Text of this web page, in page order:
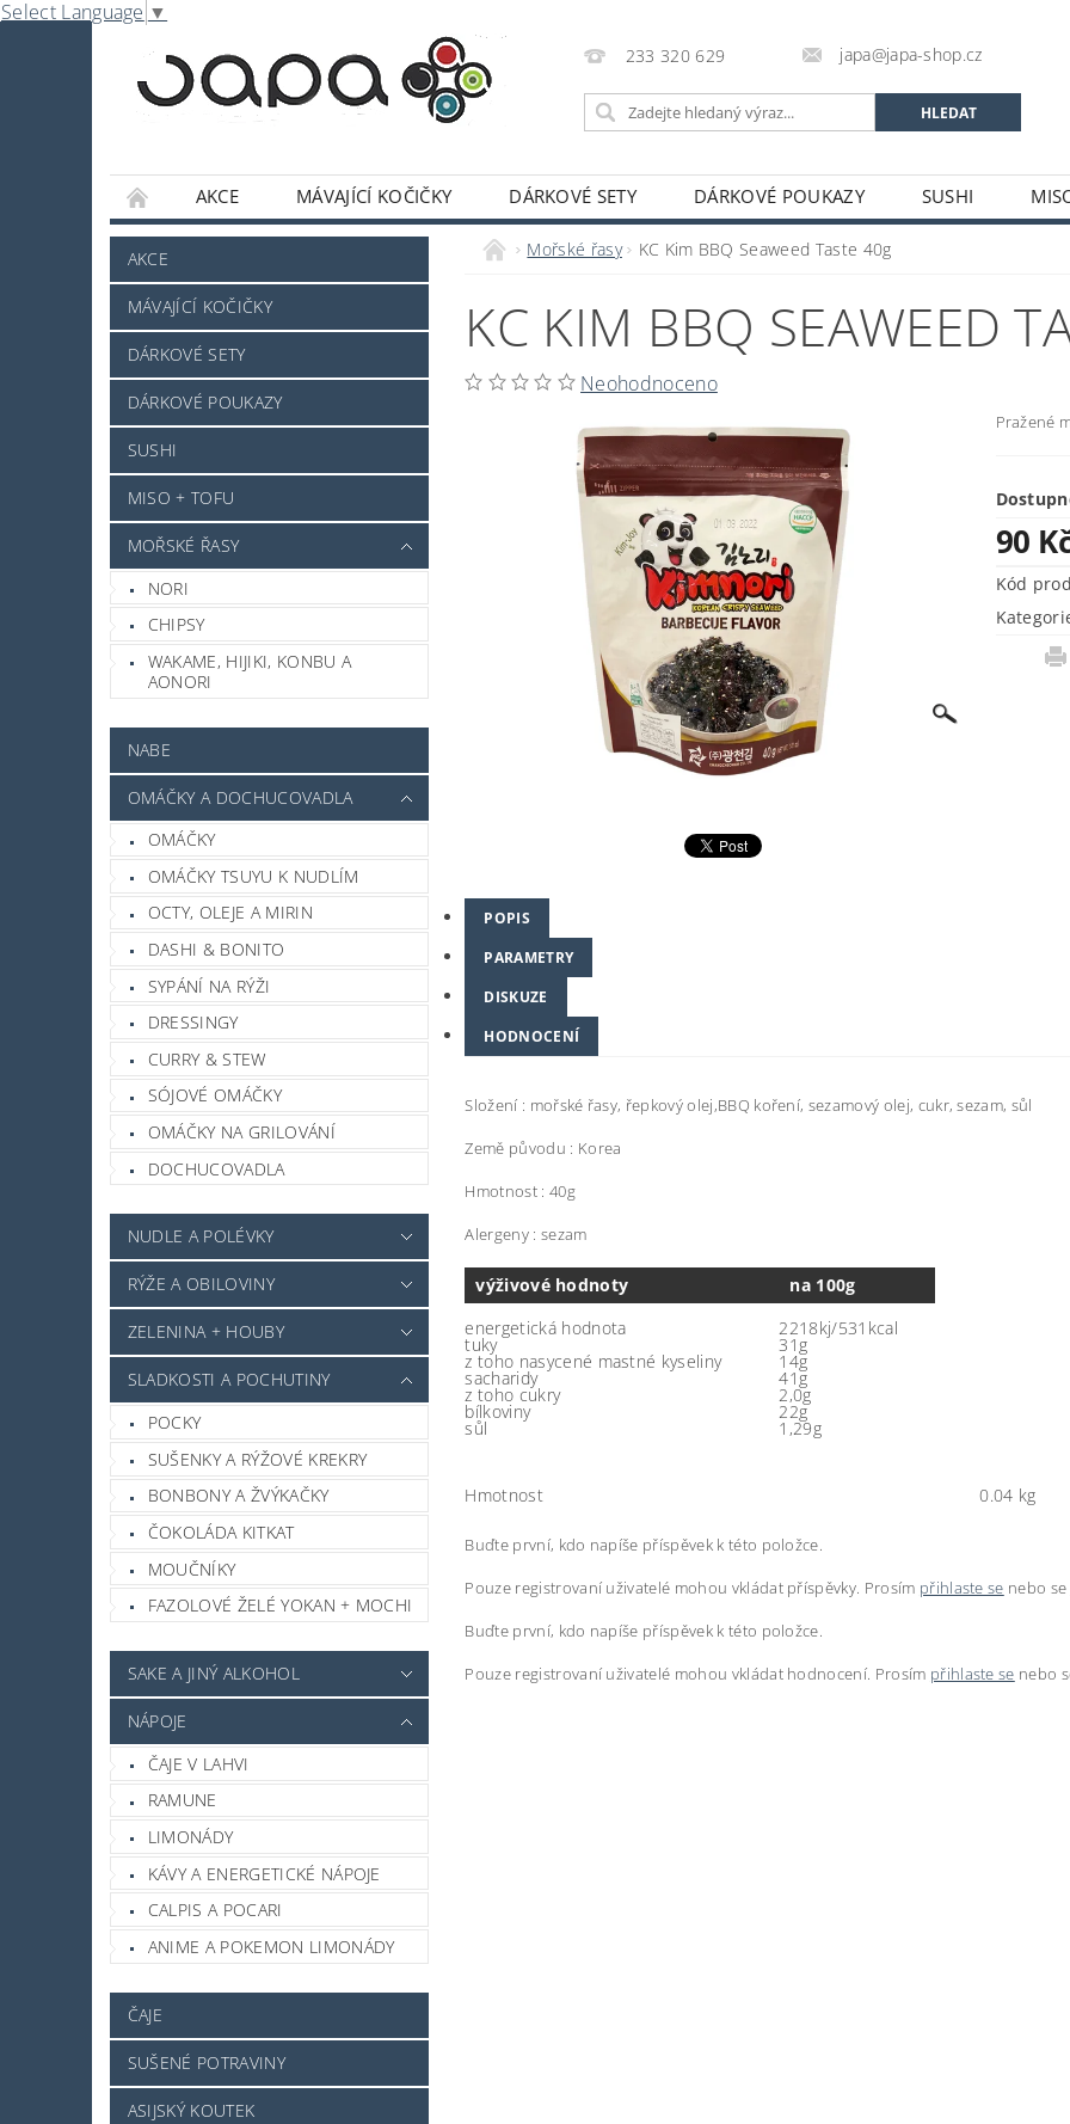
Select Language ▼
233 320 629 japa@japa-shop.cz
AKCE MÁVAJÍCÍ KOČIČKY DÁRKOVÉ SETY DÁRKOVÉ POUKAZY SUSHI
NABE
OMÁČKY A DOCHUCOVADLA NUDLE A POLÉVKY RÝŽE A OBILOVINY
SLADKOSTI A POCHUTINY
SAKE A JINÝ ALKOHOL
JAPONSKÉ NÁDOBÍ
KOSMETIKA OSTATNÍ JAPONSKÉ FIGURKY LEKCE VAŘENÍ
PRO ZVÍŘÁTKA - NOVINKA
MRAŽENÉ ZBOŽÍ
NAPIŠTE NÁM
AKCE
MÁVAJÍCÍ KOČIČKY
DÁRKOVÉ SETY
DÁRKOVÉ POUKAZY
SUSHI
MISO + TOFU
MOŘSKÉ ŘASY
NORI
CHIPSY
WAKAME, HIJIKI, KONBU A
AONORI
NABE
OMÁČKY A DOCHUCOVADLA
OMÁČKY
OMÁČKY TSUYU K NUDLÍM
OCTY, OLEJE A MIRIN
DASHI & BONITO
SYPÁNÍ NA RÝŽI
DRESSINGY
CURRY & STEW
SÓJOVÉ OMÁČKY
OMÁČKY NA GRILOVÁNÍ
DOCHUCOVADLA
NUDLE A POLÉVKY
RÝŽE A OBILOVINY
ZELENINA + HOUBY
SLADKOSTI A POCHUTINY
POCKY
SUŠENKY A RÝŽOVÉ KREKRY
BONBONY A ŽVÝKAČKY
ČOKOLÁDA KITKAT
MOUČNÍKY
FAZOLOVÉ ŽELÉ YOKAN + MOCHI
SAKE A JINÝ ALKOHOL
NÁPOJE
ČAJE V LAHVI
RAMUNE
LIMONÁDY
KÁVY A ENERGETICKÉ NÁPOJE
CALPIS A POCARI
ANIME A POKEMON LIMONÁDY
ČAJE
SUŠENÉ POTRAVINY
ASIJSKÝ KOUTEK
Mořské řasy KC Kim BBQ Seaweed Taste 40g
KC KIM BBQ SEAWEED
Neohodnoceno
Pražené
90
Kód
POPIS
PARAMETRY
DISKUZE
HODNOCENÍ
Složení : mořské řasy, řepkový olej,BBQ koření, sezamový olej, cukr, sezam, sůl
Země původu : Korea
Hmotnost : 40g
Alergeny : sezam
výživové hodnoty
na 100g
energetická hodnota
2218kj/531kcal
tuky 31g
z toho nasycené mastné kyseliny 14g
sacharidy 41g
z toho cukry 2,0g
bílkoviny 22g
sůl 1,29g
Hmotnost 0.04 kg
Buďte první, kdo napíše příspěvek k této položce.
Pouze registrovaní uživatelé mohou vkládat příspěvky. Prosím přihlaste se nebo se
Buďte první, kdo napíše příspěvek k této položce.
Pouze registrovaní uživatelé mohou vkládat hodnocení. Prosím přihlaste se nebo